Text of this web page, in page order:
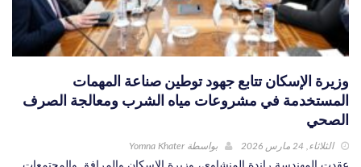
وزيرة الإسكان تتابع جهود توطين صناعة المهمات
المستخدمة في مشروعات مياه الشرب ومعالجة الصرف
الصحي
الثلاثاء, 24 مارس 2026 بواسطة Yomna Khater